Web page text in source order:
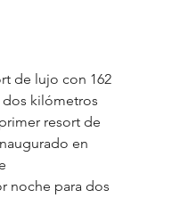
de lujo con 162
dos kilómetros
resort de
en
noche para dos